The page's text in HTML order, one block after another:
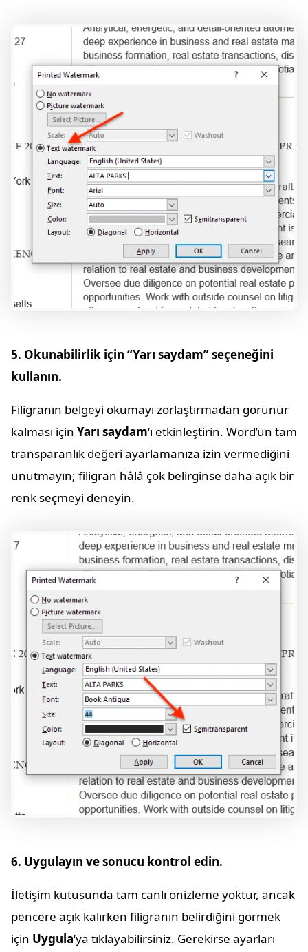
5. Okunabilirlik için “Yarı saydam” seçeneğini
kullanın.
Filigranın belgeyi okumayı zorlaştırmadan görünür
kalması için Yarı saydam‘ı etkinleştirin. Word’ün tam
transparanlık değeri ayarlamanıza izin vermediğini
unutmayın; filigran hâlâ çok belirginse daha açık bir
renk seçmeyi deneyin.
6. Uygulayın ve sonucu kontrol edin.
İletişim kutusunda tam canlı önizleme yoktur, ancak
pencere açık kalırken filigranın belirdiğini görmek
için Uygula‘ya tıklayabilirsiniz. Gerekirse ayarları